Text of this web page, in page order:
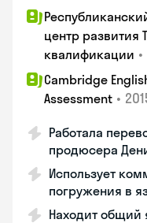
центр развития
квалификации •
Cambridge
Assessment •
Работала
продюсера
Использует
погружения в
Находит общий